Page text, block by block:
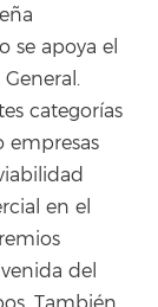
se apoya el
categorías
empresas
en el
del